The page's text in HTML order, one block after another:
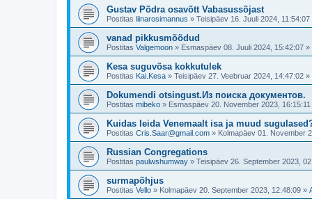
Gustav Põdra osavõtt Vabasussõjast
Postitas liinarosimannus » Teisipäev 16. Juuli 2024, 11:54:07
vanad pikkusmõõdud
Postitas Valgemoon » Esmaspäev 08. Juuli 2024, 15:42:07 »
Kesa suguvõsa kokkutulek
Postitas Kai.Kesa » Teisipäev 27. Veebruar 2024, 14:47:02 »
Dokumendi otsingust.Из поиска документов.
Postitas mibeko » Esmaspäev 20. November 2023, 16:15:11
Kuidas leida Venemaalt isa ja muud
Postitas Cris.Saar@gmail.com » Kolmapäev 01. November
Russian Congregations
Postitas paulwshumway » Teisipäev 26. September 2023,
surmapõhjus
Postitas Vello » Kolmapäev 20. September 2023, 12:48:09 »